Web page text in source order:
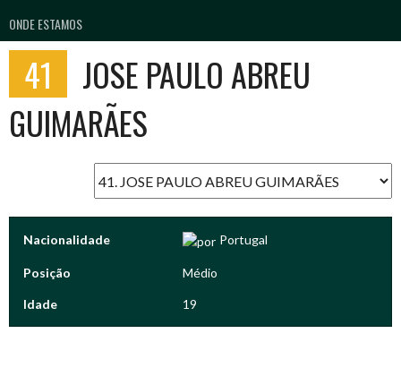
ONDE ESTAMOS
41
JOSE PAULO ABREU
GUIMARÃES
Nacionalidade Portugal
Posição Médio
Idade 19